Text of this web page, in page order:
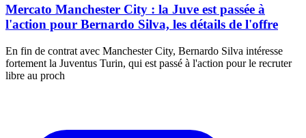
Mercato Manchester City : la Juve est passée à
l'action pour Bernardo Silva, les détails de l'offre
En fin de contrat avec Manchester City, Bernardo Silva intéresse
fortement la Juventus Turin, qui est passé à l'action pour le recruter
libre au proch